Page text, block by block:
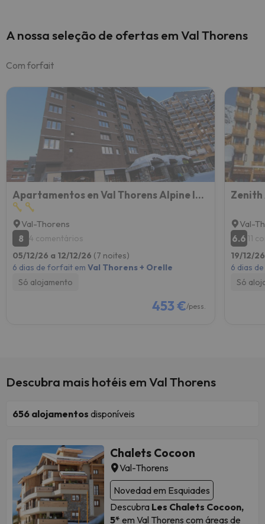
A nossa seleção de ofertas em Val Thorens
Com forfait
Apartamentos en Val Thorens Alpine Imm
Val-Thorens
8 4 comentários
05/12/26 a 12/12/26 (7 noites)
6 dias de forfait em Val Thorens + Orelle
Só alojamento
453 €/pess.
Val-
6.6 11
19/12/
6 dias
Só
Descubra mais hotéis em Val Thorens
656 alojamentos disponíveis
Chalets Cocoon
Val-Thorens
Novedad em Esquiades
Descubra Les Chalets Cocoon,
5* em Val Thorens com áreas de